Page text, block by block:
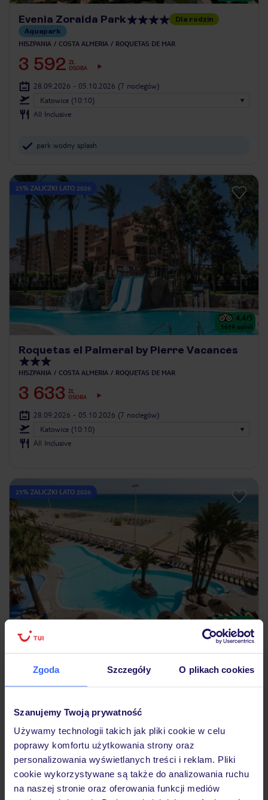
Zgoda Szczegóły O plikach cookies
Szanujemy Twoją prywatność
Używamy technologii takich jak pliki cookie w celu
poprawy komfortu użytkowania strony oraz
personalizowania wyświetlanych treści i reklam. Pliki
cookie wykorzystywane są także do analizowania ruchu
na naszej stronie oraz oferowania funkcji mediów
Evenia Zoraida Park
Dla rodzin
Aquapark
HISZPANIA COSTA ALMERIA ROQUETAS DE MAR
3 592 ZŁ
OSOBA
28.09.2026 - 05.10.2026 (7 noclegów)
Katowice (10:10)
All Inclusive
park wodny splash
25% ZALICZKI LATO 2026
4.4/5
1619 opinii
Roquetas el Palmeral by Pierre Vacances
HISZPANIA COSTA ALMERIA ROQUETAS DE MAR
3 633 ZŁ
OSOBA
28.09.2026 - 05.10.2026 (7 noclegów)
Katowice (10:10)
All Inclusive
25% ZALICZKI LATO 2026
3.8/5
2883 opinie
Alua Golf Trinidad Tylko w TUI
HISZPANIA COSTA ALMERIA ROQUETAS DE MAR
3 675 ZŁ
28.09.2026 - 05.10.2026 (7 noclegów)
All Inclusive